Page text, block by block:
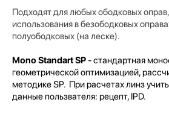
Подходят для любых ободковых
использования в безободковых
полуободковых (на леске).
Mono Standart SP- стандартная
геометрической оптимизацией,
методике SP. При расчетах линз
данные пользвателя: рецепт, IPD.